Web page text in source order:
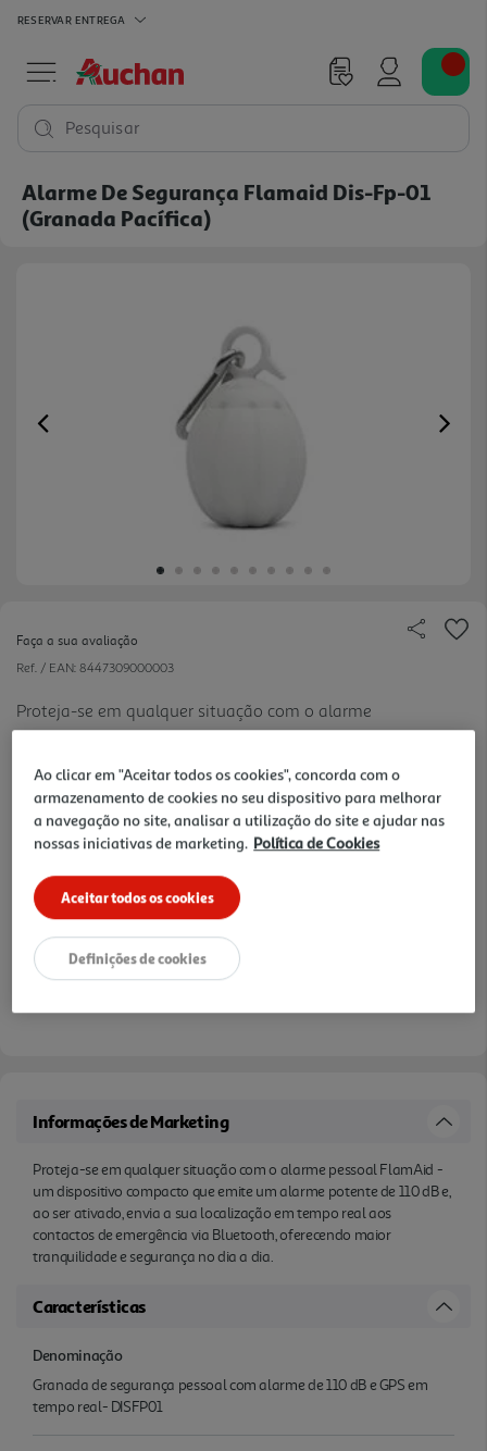
RESERVAR ENTREGA
Pesquisar
Alarme De Segurança Flamaid Dis-Fp-01
(granada Pacífica)
Previous
Faça a sua avaliação
Ref. / EAN: 8447309000003
Proteja-se em qualquer situação com o alarme
pessoal FlamAid - um dispositivo compacto que
ativado, envia a sua localização em tempo real aos
contactos de emergência via Bluetooth, oferecendo
maior tranquilidade e segurança no dia a dia.
39,99 €
Receba em casa a 11/08/2026, se encomendar até às 12h.
Recolha em loja Express*
3hRecolha Drive
*Mediante disponibilidade de slot de entrega e stock em loja.
Informações de Marketing
Proteja-se em qualquer situação com o alarme pessoal FlamAid -
um dispositivo compacto que emite um alarme potente de 110 dB e,
ao ser ativado, envia a sua localização em tempo real aos
contactos de emergência via Bluetooth, oferecendo maior
tranquilidade e segurança no dia a dia.
Características
Denominação
Granada de segurança pessoal com alarme de 110 dB e GPS em
tempo real- DISFP01
Ao clicar em "Aceitar todos os cookies", concorda com o
armazenamento de cookies no seu dispositivo para melhorar
a navegação no site, analisar a utilização do site e ajudar nas
nossas iniciativas de marketing. Política de Cookies
Aceitar todos os cookies
Definições de cookies